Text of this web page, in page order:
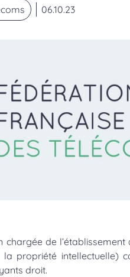
06.10.23
chargée de
propriété intellectuelle)
droit.